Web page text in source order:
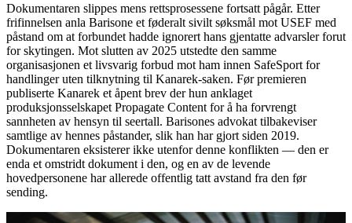
Dokumentaren slippes mens rettsprosessene fortsatt pågår. Etter
frifinnelsen anla Barisone et føderalt sivilt søksmål mot USEF med
påstand om at forbundet hadde ignorert hans gjentatte advarsler forut
for skytingen. Mot slutten av 2025 utstedte den samme
organisasjonen et livsvarig forbud mot ham innen SafeSport for
handlinger uten tilknytning til Kanarek-saken. Før premieren
publiserte Kanarek et åpent brev der hun anklaget
produksjonsselskapet Propagate Content for å ha forvrengt
sannheten av hensyn til seertall. Barisones advokat tilbakeviser
samtlige av hennes påstander, slik han har gjort siden 2019.
Dokumentaren eksisterer ikke utenfor denne konflikten — den er
enda et omstridt dokument i den, og en av de levende
hovedpersonene har allerede offentlig tatt avstand fra den før
sending.